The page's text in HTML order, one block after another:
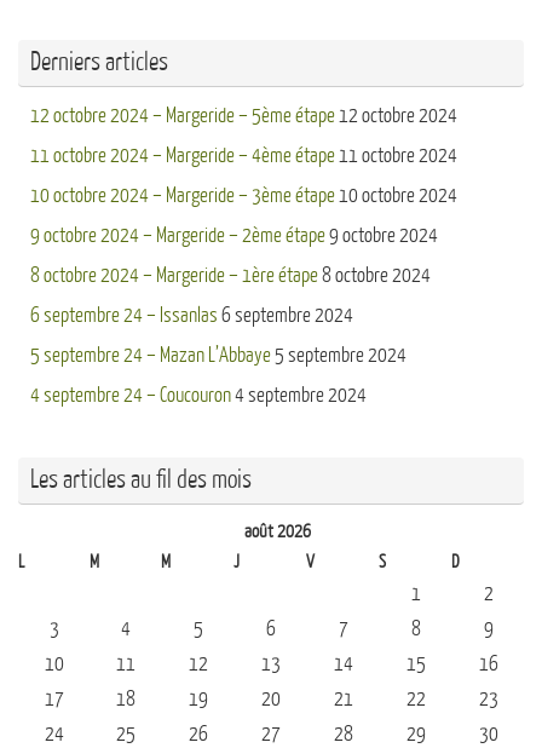
Derniers articles
12 octobre 2024 – Margeride – 5ème étape 12 octobre 2024
11 octobre 2024 – Margeride – 4ème étape 11 octobre 2024
10 octobre 2024 – Margeride – 3ème étape 10 octobre 2024
9 octobre 2024 – Margeride – 2ème étape9 octobre 2024
8 octobre 2024 – Margeride – 1ère étape8 octobre 2024
6 septembre 24 – Issanlas 6 septembre 2024
5 septembre 24 – Mazan L’Abbaye 5 septembre 2024
4 septembre 24 – Coucouron4 septembre 2024
Les articles au fil des mois
août 2026
L
M M J V S D
1
2
3
4 5 6 7 8
9
10
11 12 13 14 15
16
17
18 19 20 21 22
23
24
25 26 27 28 29
30